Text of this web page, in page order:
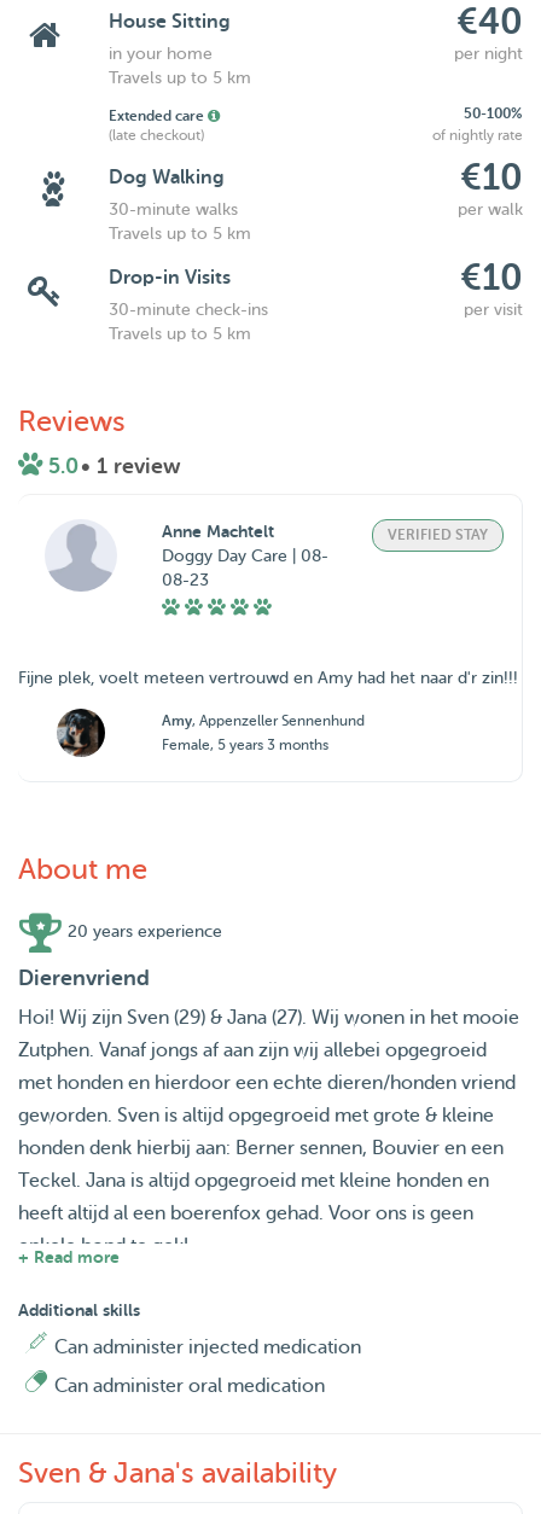
House Sitting €40
in your home
per night
Travels up to 5 km
Extended care
50-100%
(late checkout)
of nightly rate
Dog Walking €10
30-minute walks
per walk
Travels up to 5 km
Drop-in Visits €10
30-minute check-ins
per visit
Travels up to 5 km
Reviews
5.0• 1 review
Anne Machtelt
Doggy Day Care | 08-
08-23
VERIFIED STAY
Fijne plek, voelt meteen vertrouwd en Amy had het naar d'r zin!!!
Amy, Appenzeller Sennenhund
Female, 5 years 3 months
About me
20 years experience
Dierenvriend
Hoi! Wij zijn Sven (29) & Jana (27). Wij wonen in het mooie
Zutphen. Vanaf jongs af aan zijn wij allebei opgegroeid
met honden en hierdoor een echte dieren/honden vriend
geworden. Sven is altijd opgegroeid met grote & kleine
honden denk hierbij aan: Berner sennen, Bouvier en een
Teckel. Jana is altijd opgegroeid met kleine honden en
heeft altijd al een boerenfox gehad. Voor ons is geen
enkele hond te gek!
Doordeweeks zijn wij allebei aan het werk waardoor het
lastig is om op een hond te passen. Maar in het weekend
wanneer wij vrij zijn vinden wij het erg leuk om op
Mocht jou hond goed met een andere hond kunnen, mag
+ Read more
Additional skills
Can administer injected medication
Can administer oral medication
Sven & Jana's availability